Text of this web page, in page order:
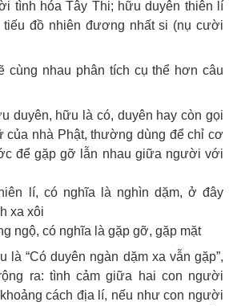
tình hóa Tây Thi; hữu duyên thiên lí
tiếu đồ nhiên đương nhất si (nụ cười
cùng nhau phân tích cụ thể hơn câu
duyên, hữu là có, duyên hay còn gọi
của nhà Phật, thường dùng để chỉ cơ
để gặp gỡ lẫn nhau giữa người với
lí, có nghĩa là nghìn dặm, ở đây
xa xôi
ngộ, có nghĩa là gặp gỡ, gặp mặt
là “Có duyên ngàn dặm xa vẫn gặp”,
ra: tình cảm giữa hai con người
cách địa lí, nếu như con người